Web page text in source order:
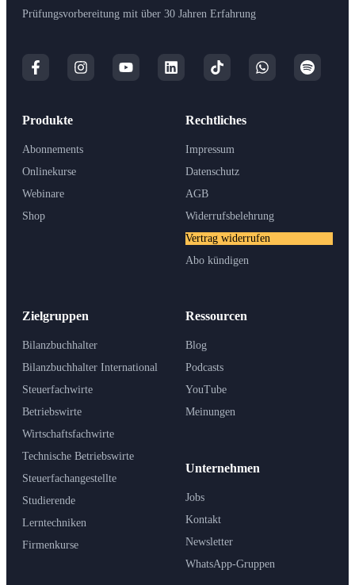
Prüfungsvorbereitung mit über 30 Jahren Erfahrung
Produkte
Abonnements
Onlinekurse
Webinare
Shop
Zielgruppen
Bilanzbuchhalter
Bilanzbuchhalter International
Steuerfachwirte
Betriebswirte
Wirtschaftsfachwirte
Technische Betriebswirte
Steuerfachangestellte
Studierende
Lerntechniken
Firmenkurse
Ressourcen
Blog
Podcasts
YouTube
Meinungen
Unternehmen
Jobs
Kontakt
Newsletter
WhatsApp-Gruppen
Rechtliches
Impressum
Datenschutz
AGB
Widerrufsbelehrung
Vertrag widerrufen
Abo kündigen